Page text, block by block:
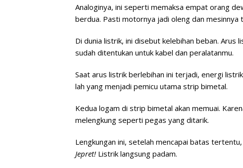
Analoginya, ini seperti memaksa empat orang
berdua. Pasti motornya jadi oleng dan mesinnya
Di dunia listrik, ini disebut kelebihan beban. Arus
sudah ditentukan untuk kabel dan peralatanmu.
Saat arus listrik berlebihan ini terjadi, energi
lah yang menjadi pemicu utama strip bimetal.
Kedua logam di strip bimetal akan memuai.
melengkung seperti pegas yang ditarik.
Lengkungan ini, setelah mencapai batas
Jepret! Listrik langsung padam.